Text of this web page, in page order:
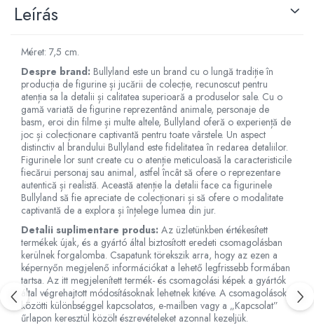
Gyümölcs- és zöldségjátékok
Klasszikus kirakós
Formakirakós
Padlók kirakós
IQ kirakós
Baba játékok
Fürdőjátékok
Csörgők
Fogzási játékok
Érzékelést fejlesztő játékok
Motoros játékok babáknak
Babamatracok
Válogató játékok
Zenélő játékok babáknak
Baba kirakósok
Leírás
Méret: 7,5 cm.
Despre brand: Bullyland este un brand cu o lungă tradiție în
producția de figurine și jucării de colecție, recunoscut pentru
atenția sa la detalii și calitatea superioară a produselor sale. Cu o
gamă variată de figurine reprezentând animale, personaje de
basm, eroi din filme și multe altele, Bullyland oferă o experiență de
joc și colecționare captivantă pentru toate vârstele. Un aspect
distinctiv al brandului Bullyland este fidelitatea în redarea detaliilor.
Figurinele lor sunt create cu o atenție meticuloasă la caracteristicile
fiecărui personaj sau animal, astfel încât să ofere o reprezentare
autentică și realistă. Această atenție la detalii face ca figurinele
Bullyland să fie apreciate de colecționari și să ofere o modalitate
captivantă de a explora și înțelege lumea din jur.
Detalii suplimentare produs: Az üzletünkben értékesített
termékek újak, és a gyártó által biztosított eredeti csomagolásban
kerülnek forgalomba. Csapatunk törekszik arra, hogy az ezen a
képernyőn megjelenő információkat a lehető legfrissebb formában
tartsa. Az itt megjelenített termék- és csomagolási képek a gyártók
által végrehajtott módosításoknak lehetnek kitéve. A csomagolások
közötti különbséggel kapcsolatos, e-mailben vagy a „Kapcsolat”
űrlapon keresztül közölt észrevételeket azonnal kezeljük.